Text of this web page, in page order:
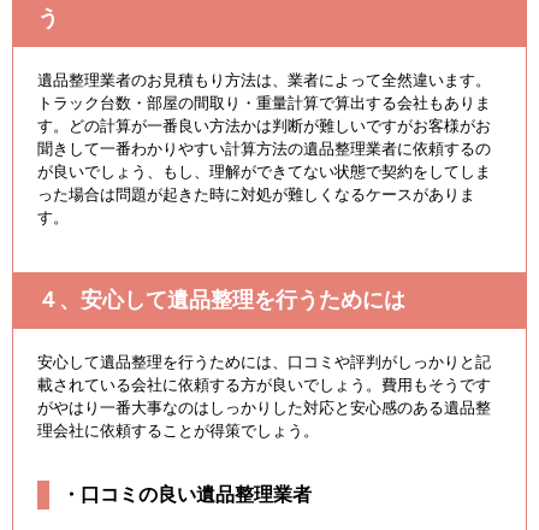
う
遺品整理業者のお見積もり方法は、業者によって全然違います。
トラック台数・部屋の間取り・重量計算で算出する会社もありま
す。どの計算が一番良い方法かは判断が難しいですがお客様がお
聞きして一番わかりやすい計算方法の遺品整理業者に依頼するの
が良いでしょう、もし、理解ができてない状態で契約をしてしま
った場合は問題が起きた時に対処が難しくなるケースがありま
す。
４、安心して遺品整理を行うためには
安心して遺品整理を行うためには、口コミや評判がしっかりと記
載されている会社に依頼する方が良いでしょう。費用もそうです
がやはり一番大事なのはしっかりした対応と安心感のある遺品整
理会社に依頼することが得策でしょう。
・口コミの良い遺品整理業者